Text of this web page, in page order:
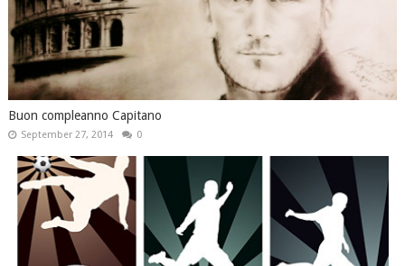
Buon compleanno Capitano
September 27, 2014 0